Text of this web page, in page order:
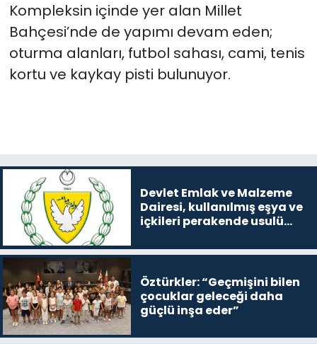
Kompleksin içinde yer alan Millet
Bahçesi’nde de yapımı devam eden;
oturma alanları, futbol sahası, cami, tenis
kortu ve kaykay pisti bulunuyor.
Devlet Emlak ve Malzeme
Dairesi, kullanılmış eşya ve
içkileri perakende usulü
Öztürkler: “Geçmişini bilen
çocuklar geleceği daha
güçlü inşa eder”